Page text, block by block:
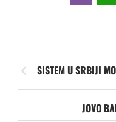
SISTEM U SRBIJI
JOVO